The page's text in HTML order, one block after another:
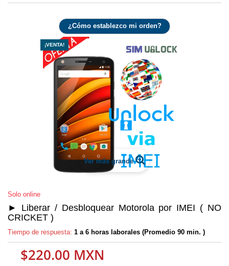
¿Cómo establezco mi orden?
¡VENTA!
Ver más grande
Solo online
► Liberar / Desbloquear Motorola por IMEI ( NO
CRICKET )
Tiempo de respuesta: 1 a 6 horas laborales (Promedio 90 min. )
$220.00 MXN